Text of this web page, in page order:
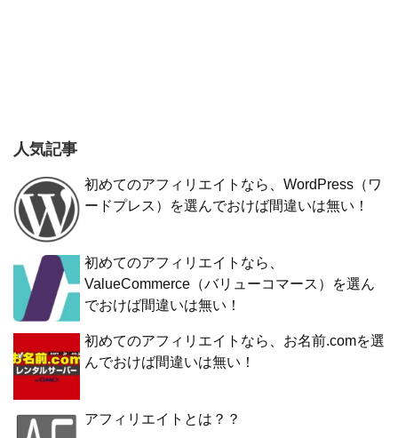
人気記事
初めてのアフィリエイトなら、WordPress（ワ
ードプレス）を選んでおけば間違いは無い！
初めてのアフィリエイトなら、
ValueCommerce（バリューコマース）を選ん
でおけば間違いは無い！
初めてのアフィリエイトなら、お名前.comを選
んでおけば間違いは無い！
アフィリエイトとは？？